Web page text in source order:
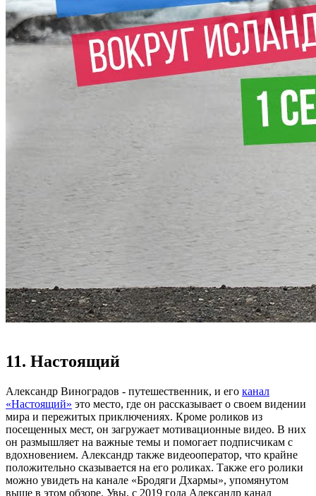
11. Настоящий
Александр Виноградов - путешественник, и его канал
«Настоящий» это место, где он рассказывает о своем видении
мира и пережитых приключениях. Кроме роликов из
посещенных мест, он загружает мотивационные видео. В них
он размышляет на важные темы и помогает подписчикам с
вдохновением. Александр также видеооператор, что крайне
положительно сказывается на его роликах. Также его ролики
можно увидеть на канале «Бродяги Дхармы», упомянутом
выше в этом обзоре. Увы, с 2019 года Александр канал